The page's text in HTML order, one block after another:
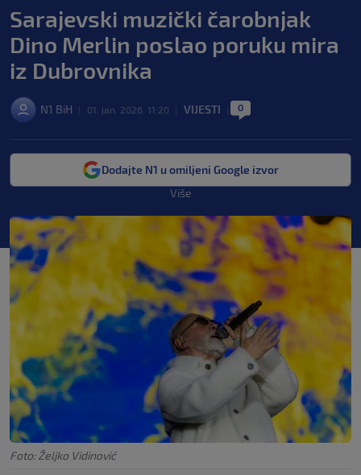
Sarajevski muzički čarobnjak
Dino Merlin poslao poruku mira
iz Dubrovnika
N1 BiH 01. jan. 2026. 11:20 VIJESTI 0
Dodajte N1 u omiljeni Google izvor
Više
Foto: Željko Vidinović